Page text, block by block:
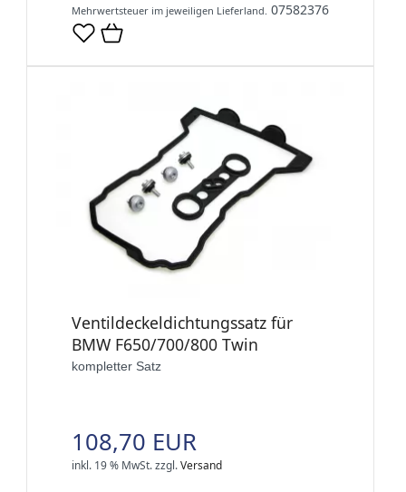
Mehrwertsteuer im jeweiligen Lieferland. 07582376
Ventildeckeldichtungssatz für
BMW F650/700/800 Twin
kompletter Satz
108,70 EUR
inkl. 19 % MwSt.zzgl.Versand